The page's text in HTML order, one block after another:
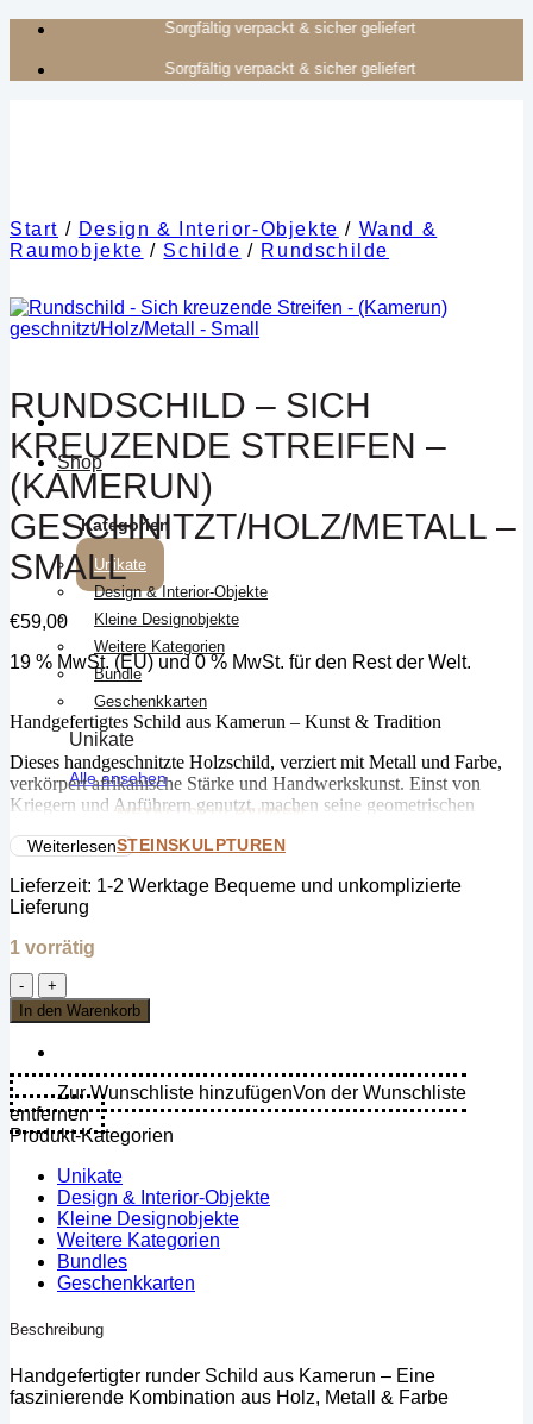
Zum
springen
Authentisches Kunsthandwerk aus Afrika
Authentisches Kunsthandwerk aus Afrika
Shop
Kategorien
Unikate
Design & Interior-Objekte
Kleine Designobjekte
Weitere Kategorien
Bundle
Geschenkkarten
Unikate
Alle ansehen
METALLSKULPTUREN
STEINSKULPTUREN
Start / Design & Interior-Objekte / Wand &
Raumobjekte / Schilde / Rundschilde
RUNDSCHILD – SICH
KREUZENDE STREIFEN –
(KAMERUN)
GESCHNITZT/HOLZ/METALL –
SMALL
€59,00
19 % MwSt. (EU) und 0 % MwSt. für den Rest der Welt.
Handgefertigtes Schild aus Kamerun – Kunst & Tradition
Dieses handgeschnitzte Holzschild, verziert mit Metall und Farbe,
verkörpert afrikanische Stärke und Handwerkskunst. Einst von
Kriegern und Anführern genutzt, machen seine geometrischen
Wandobjekt oder Sammlerstück.
🏡 Ausdrucksstarke Dekoration
🌿 Handgefertigt & einzigartig
Holen Sie sich ein Stück kamerunisches Erbe und bringen Sie
Geschichte in Ihr Zuhause!
Weiterlesen
Lieferzeit: 1-2 Werktage Bequeme und unkomplizierte
Lieferung
1 vorrätig
Rundschild
-
Sich
kreuzende
(Kamerun)
geschnitzt/Holz/Metall
Small
Menge
In den Warenkorb
Zur Wunschliste hinzufügenVon der Wunschliste
entfernen
Produkt-Kategorien
Unikate
Design & Interior-Objekte
Kleine Designobjekte
Weitere Kategorien
Bundles
Geschenkkarten
Beschreibung
Handgefertigter runder Schild aus Kamerun – Eine
faszinierende Kombination aus Holz, Metall & Farbe